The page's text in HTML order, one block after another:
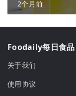
2个月前
Foodaily每日食品
关于我们
使用协议